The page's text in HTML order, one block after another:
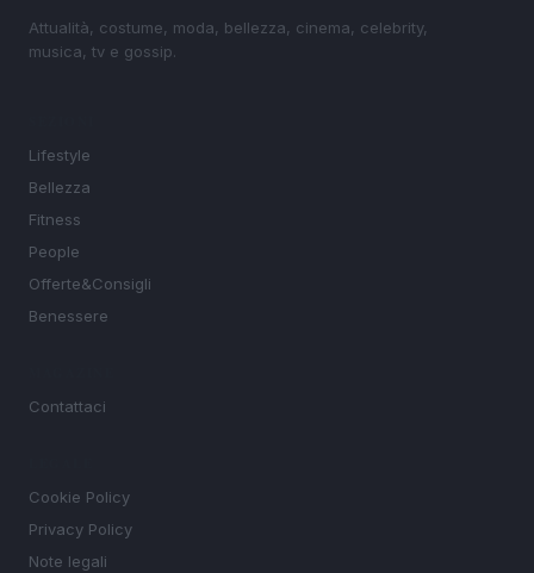
Attualità, costume, moda, bellezza, cinema, celebrity,
musica, tv e gossip.
Lifestyle
Bellezza
Fitness
People
Offerte&Consigli
Benessere
Contattaci
Cookie Policy
Privacy Policy
Note legali